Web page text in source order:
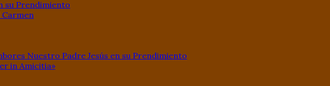
su Prendimiento
Nuestro Padre Jesús en su Prendimiento
in Amicitia»